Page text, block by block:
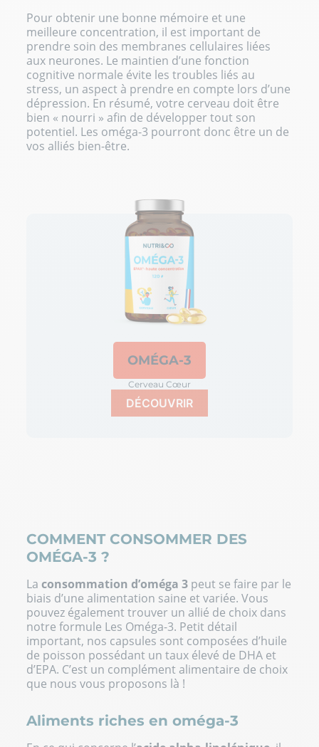
Pour obtenir une bonne mémoire et une
meilleure concentration, il est important de
prendre soin des membranes cellulaires liées
aux neurones. Le maintien d’une fonction
cognitive normale évite les troubles liés au
stress, un aspect à prendre en compte lors d’une
dépression. En résumé, votre cerveau doit être
bien « nourri » afin de développer tout son
potentiel. Les oméga-3 pourront donc être un de
vos alliés bien-être.
OMÉGA-3
Cerveau Cœur
DÉCOUVRIR
COMMENT CONSOMMER DES
OMÉGA-3 ?
Laconsommation d’oméga 3 peut se faire par le
biais d’une alimentation saine et variée. Vous
pouvez également trouver un allié de choix dans
notre formule Les Oméga-3. Petit détail
important, nos capsules sont composées d’huile
de poisson possédant un taux élevé de DHA et
d’EPA. C’est un complément alimentaire de choix
que nous vous proposons là !
Aliments riches en oméga-3